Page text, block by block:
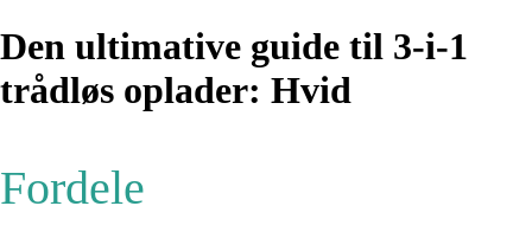
Den ultimative guide til 3-i-1
trådløs oplader: Hvid
Fordele